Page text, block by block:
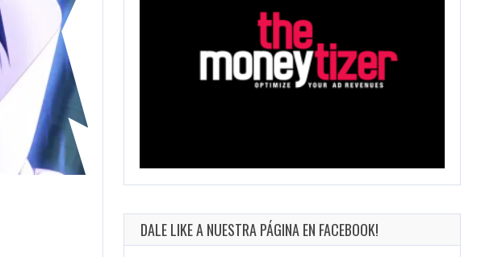
DALE LIKE A NUESTRA PÁGINA EN FACEBOOK!